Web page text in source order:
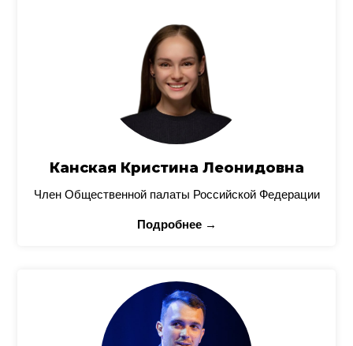
Канская Кристина Леонидовна
Член Общественной палаты Российской Федерации
Подробнее →